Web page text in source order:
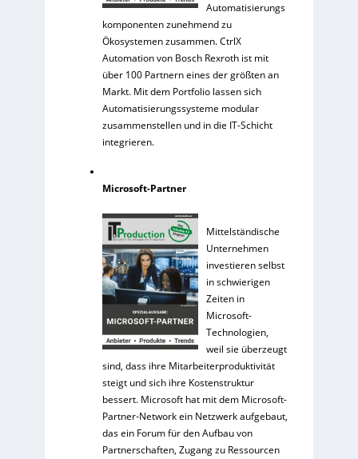
Automatisierungs
komponenten zunehmend zu
Ökosystemen zusammen. CtrlX
Automation von Bosch Rexroth ist mit
über 100 Partnern eines der größten an
Markt. Mit dem Portfolio lassen sich
Automatisierungssysteme modular
zusammenstellen und in die IT-Schicht
integrieren.
Microsoft-Partner
Mittelständische
Unternehmen
investieren selbst
in schwierigen
Zeiten in
Microsoft-
Technologien,
weil sie überzeugt
sind, dass ihre Mitarbeiterproduktivität
steigt und sich ihre Kostenstruktur
bessert. Microsoft hat mit dem Microsoft-
Partner-Network ein Netzwerk aufgebaut,
das ein Forum für den Aufbau von
Partnerschaften, Zugang zu Ressourcen